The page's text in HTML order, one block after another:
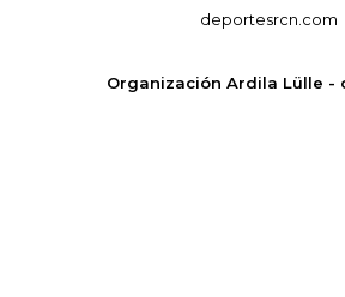
deportesrcn.com
Organización Ardila Lülle -